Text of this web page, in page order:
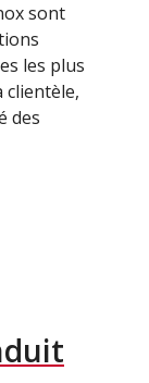
sont
les plus
clientèle,
des